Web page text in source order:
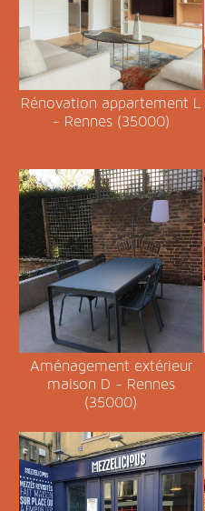
Rénovation appartement L
- Rennes (35000)
Aménagement extérieur
maison D - Rennes
(35000)